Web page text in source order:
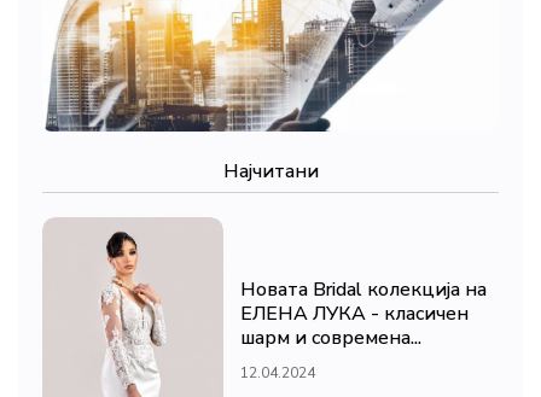
Најчитани
Новата Bridal колекција на
ЕЛЕНА ЛУКА - класичен
шарм и современа...
12.04.2024